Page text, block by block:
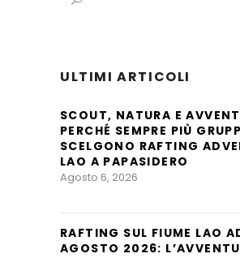
ULTIMI ARTICOLI
SCOUT, NATURA E
PERCHÉ SEMPRE PIÙ
SCELGONO RAFTING
LAO A PAPASIDERO
Agosto 6, 2026
RAFTING SUL FIUME LAO
AGOSTO 2026: